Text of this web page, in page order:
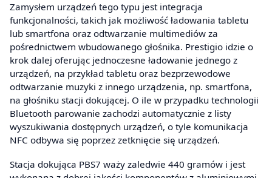
Zamysłem urządzeń tego typu jest integracja
funkcjonalności, takich jak możliwość ładowania tabletu
lub smartfona oraz odtwarzanie multimediów za
pośrednictwem wbudowanego głośnika. Prestigio idzie o
krok dalej oferując jednoczesne ładowanie jednego z
urządzeń, na przykład tabletu oraz bezprzewodowe
odtwarzanie muzyki z innego urządzenia, np. smartfona,
na głośniku stacji dokującej. O ile w przypadku technologii
Bluetooth parowanie zachodzi automatycznie z listy
wyszukiwania dostępnych urządzeń, o tyle komunikacja
NFC odbywa się poprzez zetknięcie się urządzeń.
Stacja dokująca PBS7 waży zaledwie 440 gramów i jest